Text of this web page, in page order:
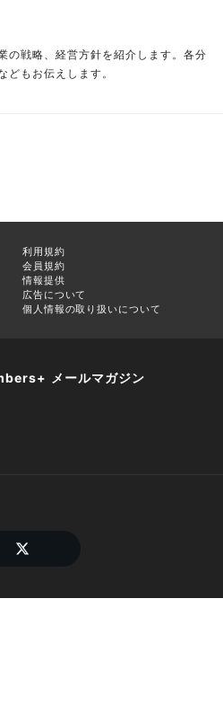
の戦略、経営方針を紹介します。各分
どもお伝えします。
利用規約
会員規約
情報提供
広告について
個人情報の取り扱いについて
メールマガジン